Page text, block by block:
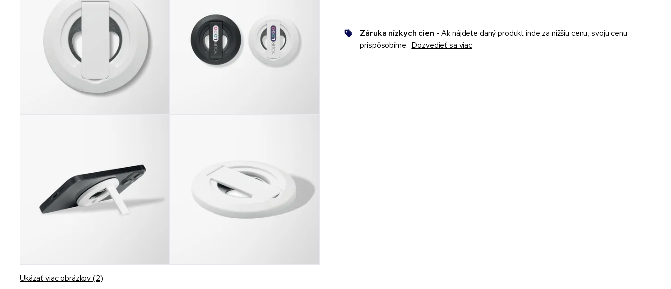
Ukázať viac obrázkov (2)
Záruka nízkych cien - Ak nájdete daný produkt inde za nižšiu cenu, svoju cenu
prispôsobíme. Dozvedieť sa viac